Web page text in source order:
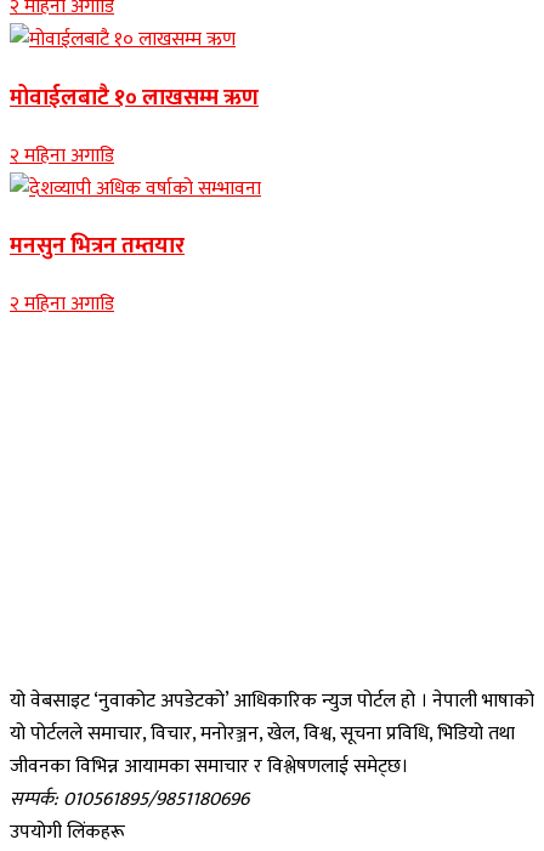
२ महिना अगाडि
मोवाईलबाटै १० लाखसम्म ऋण
२ महिना अगाडि
मनसुन भित्रन तम्तयार
२ महिना अगाडि
यो वेबसाइट ‘नुवाकोट अपडेटको’ आधिकारिक न्युज पोर्टल हो । नेपाली भाषाको
यो पोर्टलले समाचार, विचार, मनोरञ्जन, खेल, विश्व, सूचना प्रविधि, भिडियो तथा
जीवनका विभिन्न आयामका समाचार र विश्लेषणलाई समेट्छ।
सम्पर्क: 010561895/9851180696
उपयोगी लिंकहरू